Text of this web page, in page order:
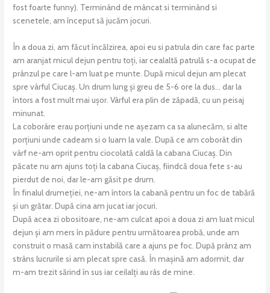
fost foarte funny). Terminând de mâncat si terminând si
scenetele, am început să jucăm jocuri.
În a doua zi, am făcut încălzirea, apoi eu si patrula din care fac parte
am aranjat micul dejun pentru toți, iar cealaltă patrulă s-a ocupat de
prânzul pe care l-am luat pe munte. După micul dejun am plecat
spre vârful Ciucaș. Un drum lung și greu de 5-6 ore la dus… dar la
întors a fost mult mai ușor. Vârful era plin de zăpadă, cu un peisaj
minunat.
La coborâre erau porțiuni unde ne așezam ca sa alunecăm, si alte
porțiuni unde cadeam si o luam la vale. După ce am coborât din
vârf ne-am oprit pentru ciocolată caldă la cabana Ciucaș. Din
păcate nu am ajuns toți la cabana Ciucaș, fiindcă doua fete s-au
pierdut de noi, dar le-am găsit pe drum.
În finalul drumeției, ne-am întors la cabană pentru un foc de tabără
și un grătar. După cina am jucat iar jocuri.
După acea zi obositoare, ne-am culcat apoi a doua zi am luat micul
dejun și am mers în pădure pentru următoarea probă, unde am
construit o masă cam instabilă care a ajuns pe foc. După prânz am
strâns lucrurile si am plecat spre casă. În mașină am adormit, dar
m-am trezit sărind în sus iar ceilalți au râs de mine.